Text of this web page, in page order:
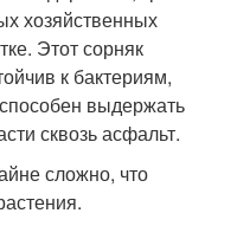
хозяйственных
Этот сорняк
к бактериям,
выдержать
сквозь асфальт.
сложно, что